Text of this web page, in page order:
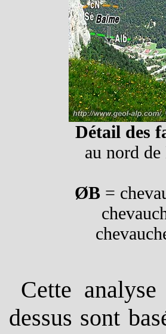
Détail des
au nord
ØB=
Cette
dessus sont